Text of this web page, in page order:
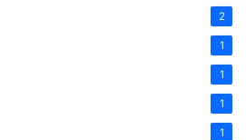
2
1
1
1
1